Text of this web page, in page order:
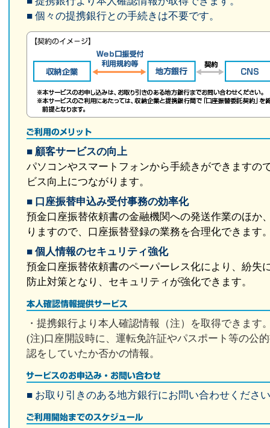
■ 個々の提携銀行との手続きは不要です。
■ 顧客サービスの向上
パソコンやスマートフォンから手続きができますの
ビス向上につながります。
■ 口座振替申込み受付事務の効率化
預金口座振替依頼書の金融機関への発送作業のほか
りますので、口座振替登録の業務を合理化できます
■ 個人情報のセキュリティ強化
預金口座振替依頼書のペーパーレス化により、紛失
防止対策となり、セキュリティが強化できます。
・提携銀行より本人確認情報（注）を取得できます
(注)口座開設時に、運転免許証やパスポート等の公
認をしていたか否かの情報。
■ お取り引きのある地方銀行にお問い合わせくださ